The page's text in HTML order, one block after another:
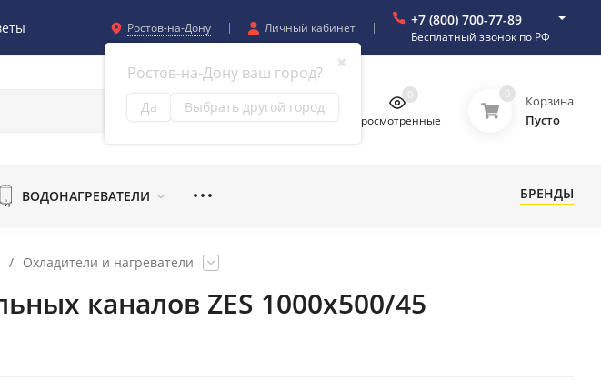
Ростов-на-Дону
✖
Ростов-на-Дону ваш город?
Да Выбрать другой город
Личный кабинет +7 (800) 700-77-89
Бесплатный звонок по РФ
Просмотренные
0 0
Корзина
Пусто
ВОДОНАГРЕВАТЕЛИ БРЕНДЫ
/ Охладители и нагреватели
каналов ZES 1000x500/45